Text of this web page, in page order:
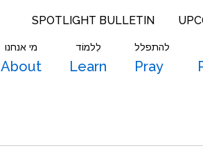
SPOTLIGHT BULLETIN
מי אנחנו
About
לִלמוֹד
Learn
להתפלל
Pray